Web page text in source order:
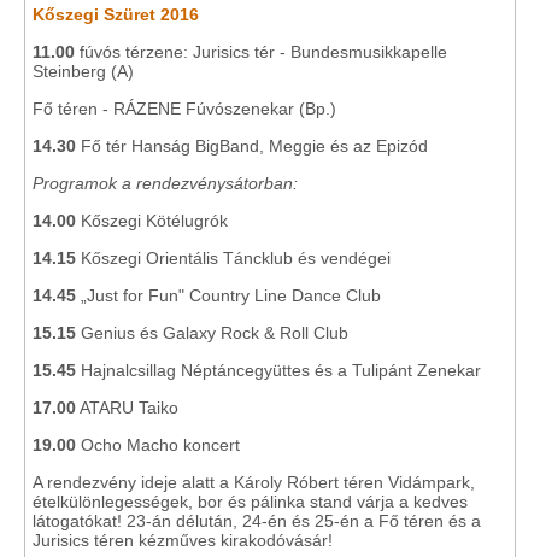
Kőszegi Szüret 2016
11.00 fúvós térzene: Jurisics tér - Bundesmusikkapelle
Steinberg (A)
Fő téren - RÁZENE Fúvószenekar (Bp.)
14.30 Fő tér Hanság BigBand, Meggie és az Epizód
Programok a rendezvénysátorban:
14.00 Kőszegi Kötélugrók
14.15 Kőszegi Orientális Táncklub és vendégei
14.45 „Just for Fun" Country Line Dance Club
15.15 Genius és Galaxy Rock & Roll Club
15.45 Hajnalcsillag Néptáncegyüttes és a Tulipánt Zenekar
17.00ATARU Taiko
19.00 Ocho Macho koncert
A rendezvény ideje alatt a Károly Róbert téren Vidámpark,
ételkülönlegességek, bor és pálinka stand várja a kedves
látogatókat! 23-án délután, 24-én és 25-én a Fő téren és a
Jurisics téren kézműves kirakodóvásár!